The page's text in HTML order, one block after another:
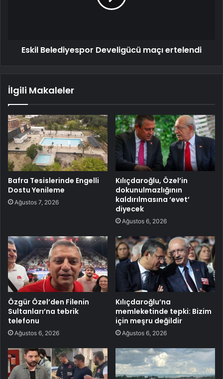
Eskil Belediyespor Develigücü maçı ertelendi
İlgili Makaleler
Bafra Tesislerinde Engelli
Dostu Yenileme
Ağustos 7, 2026
Kılıçdaroğlu, Özel’in
dokunulmazlığının
kaldırılmasına ‘evet’
diyecek
Ağustos 6, 2026
Özgür Özel’den Filenin
Sultanları’na tebrik
telefonu
Ağustos 6, 2026
Kılıçdaroğlu’na
memleketinde tepki: Bizim
için meşru değildir
Ağustos 6, 2026